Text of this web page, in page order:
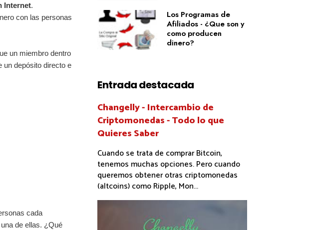
Internet.
con las personas
un miembro dentro
un depósito directo e
cada
de ellas. ¿Qué
Los Programas de
Afiliados - ¿Que son y
como producen
dinero?
Entrada destacada
Changelly - Intercambio de
Criptomonedas - Todo lo que
Quieres Saber
Cuando se trata de comprar Bitcoin,
tenemos muchas opciones. Pero cuando
queremos obtener otras criptomonedas
(altcoins) como Ripple, Mon...